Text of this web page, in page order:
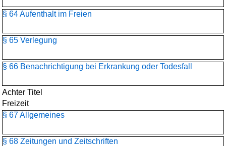
§ 64 Aufenthalt im Freien
§ 65 Verlegung
§ 66 Benachrichtigung bei Erkrankung oder Todesfall
Achter Titel
Freizeit
§ 67 Allgemeines
§ 68 Zeitungen und Zeitschriften